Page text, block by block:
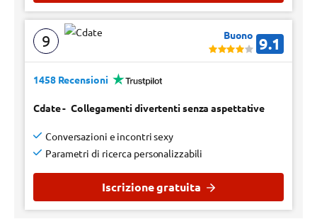
9
1458 Recensioni
Cdate- Collegamenti divertenti senza aspettative
Conversazioni e incontri sexy
Parametri di ricerca personalizzabili
Buono 9.1
Iscrizione gratuita